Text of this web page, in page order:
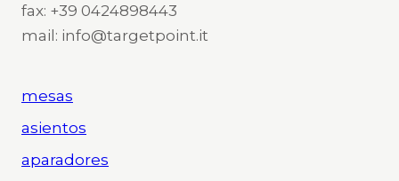
fax: +39 0424898443
mail: info@targetpoint.it
mesas
asientos
aparadores